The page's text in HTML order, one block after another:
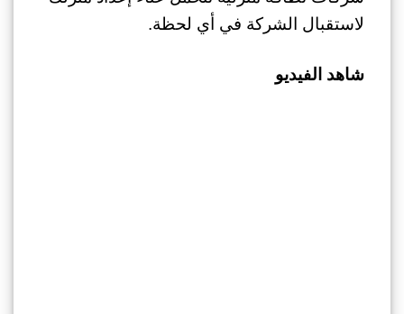
لاستقبال الشركة في أي لحظة.
شاهد الفيديو